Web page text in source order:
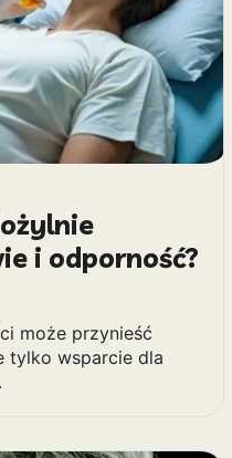
i odporność?
może przynieść
tylko wsparcie dla